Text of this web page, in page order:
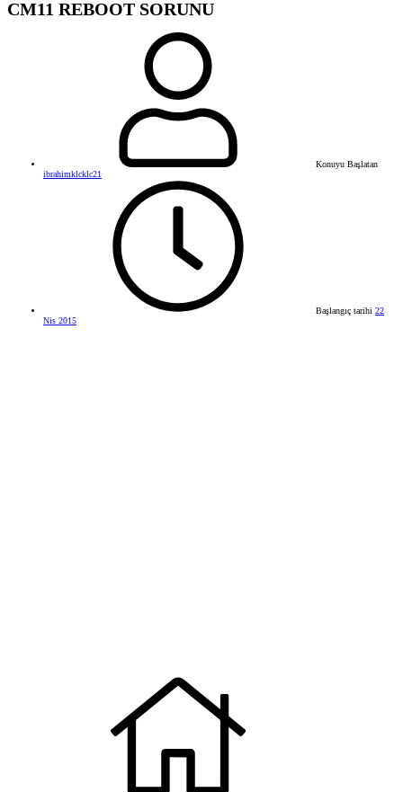
CM11 REBOOT SORUNU
Konuyu Başlatan
ibrahimklcklc21
Başlangıç tarihi 22
Nis 2015